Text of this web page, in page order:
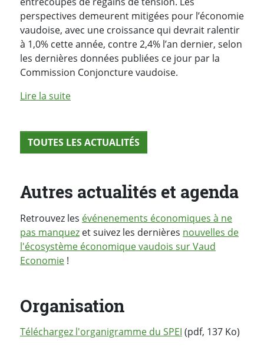
perspectives demeurent mitigées pour l’économie
vaudoise, avec une croissance qui devrait ralentir
à 1,0% cette année, contre 2,4% l’an dernier, selon
les dernières données publiées ce jour par la
Commission Conjoncture vaudoise.
Lire la suitede l'article "PIB vaudois: le contexte
TOUTES LES ACTUALITÉS
Autres actualités et agenda
Retrouvez les événenements économiques à ne
pas manquez et suivez les dernières nouvelles de
l'écosystème économique vaudois sur Vaud
Economie !
Organisation
Téléchargez l'organigramme du SPEI (pdf, 137 Ko)